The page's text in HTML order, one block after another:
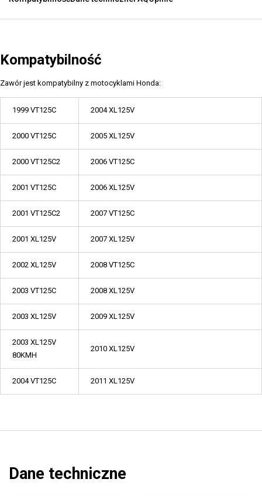
Kompatybilność
Zawór jest kompatybilny z motocyklami Honda:
1999 VT125C 2004 XL125V
2000 VT125C 2005 XL125V
2000 VT125C2 2006 VT125C
2001 VT125C 2006 XL125V
2001 VT125C2 2007 VT125C
2001 XL125V 2007 XL125V
2002 XL125V 2008 VT125C
2003 VT125C 2008 XL125V
2003 XL125V 2009 XL125V
2003 XL125V
80KMH
2010 XL125V
2004 VT125C 2011 XL125V
Dane techniczne